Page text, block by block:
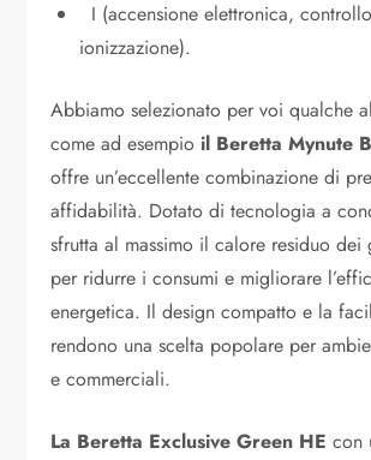
I (accensione elettronica,
ionizzazione).
Abbiamo selezionato per voi qualche
come ad esempio il Beretta Mynute
offre un’eccellente combinazione di
affidabilità. Dotato di tecnologia a
sfrutta al massimo il calore residuo dei
per ridurre i consumi e migliorare
energetica. Il design compatto e la
rendono una scelta popolare per
e commerciali.
La Beretta Exclusive Green HEcon